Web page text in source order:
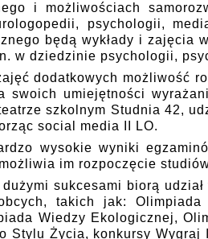
i możliwościach
psychologii,
będą wykłady i
w dziedzinie psychologii,
dodatkowych możliwość
swoich umiejętności
szkolnym Studnia 42,
social media II LO.
wysokie wyniki
im rozpoczęcie
sukcesami biorą
takich jak:
Wiedzy Ekologicznej,
Stylu Życia, konkursy